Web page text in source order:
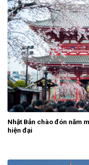
Nhật Bản chào đón năm
hiện đại